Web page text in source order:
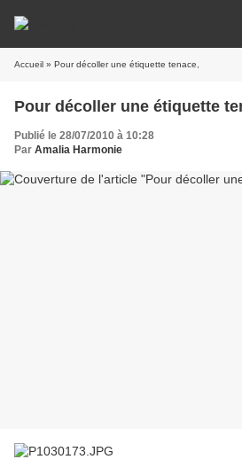
Accueil » Pour décoller une étiquette tenace,
Pour décoller une étiquette
Publié le 28/07/2010 à 10:28
Par Amalia Harmonie